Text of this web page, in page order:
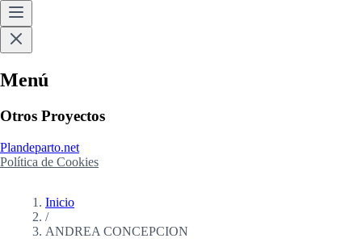
Menú
Otros Proyectos
Plandeparto.net
Política de Cookies
Inicio
/
ANDREA CONCEPCION